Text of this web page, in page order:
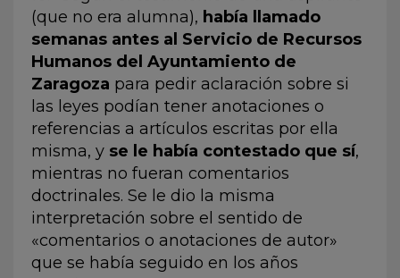
(que no era alumna), había llamado
semanas antes al Servicio de Recursos
Humanos del Ayuntamiento de
Zaragoza para pedir aclaración sobre si
las leyes podían tener anotaciones o
referencias a artículos escritas por ella
misma, y se le había contestado que sí,
mientras no fueran comentarios
doctrinales. Se le dio la misma
interpretación sobre el sentido de
«comentarios o anotaciones de autor»
que se había seguido en los años